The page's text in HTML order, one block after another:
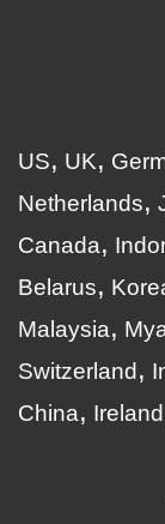
US UK
Netherlands
Canada
Belarus
Malaysia
Switzerland
China
Ireland